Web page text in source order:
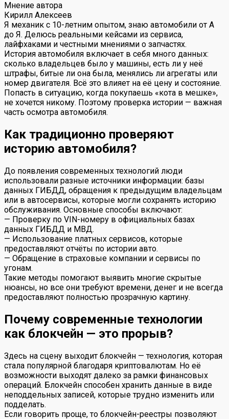
Мнение автора
Кирилл Алексеев
Я механик с 10-летним опытом, знаю автомобили от А
до Я. Делюсь реальными кейсами из сервиса,
лайфхаками и честными мнениями о запчастях.
История автомобиля включает в себя много данных:
сколько владельцев было у машины, есть ли у неё
штрафы, битые ли она была, менялись ли агрегаты или
номер двигателя. Всё это влияет на её цену и состояние.
Попасть в ситуацию, когда покупаешь «кота в мешке»,
не хочется никому. Поэтому проверка истории — важная
часть осмотра автомобиля.
Как традиционно проверяют
историю автомобиля?
До появления современных технологий люди
использовали разные источники информации: базы
данных ГИБДД, обращения к предыдущим владельцам
или в автосервисы, которые могли сохранять историю
обслуживания. Основные способы включают:
— Проверку по VIN-номеру в официальных базах
данных ГИБДД и МВД.
— Использование платных сервисов, которые
предоставляют отчёты по истории авто.
— Обращение в страховые компании и сервисы по
угонам.
Такие методы помогают выявить многие скрытые
нюансы, но все они требуют времени, денег и не всегда
предоставляют полностью прозрачную картину.
Почему современные технологии
как блокчейн — это прорыв?
Здесь на сцену выходит блокчейн — технология, которая
стала популярной благодаря криптовалютам. Но её
возможности выходят далеко за рамки финансовых
операций. Блокчейн способен хранить данные в виде
неподдельных записей, которые трудно изменить или
подделать.
Если говорить проще, то блокчейн-реестры позволяют